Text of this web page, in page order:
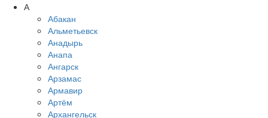
А
Абакан
Альметьевск
Анадырь
Анапа
Ангарск
Арзамас
Армавир
Артём
Архангельск